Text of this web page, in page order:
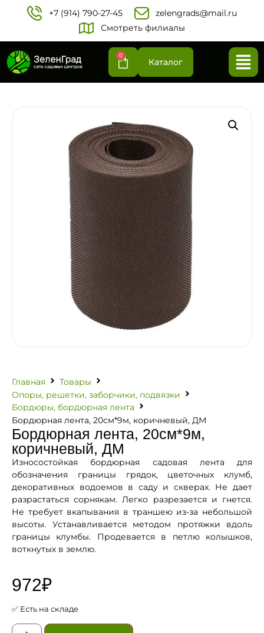
+7 (914) 790-27-45‬
zelengrads@mail.ru
Смотреть филиалы
0
Каталог
Главная
Товары
Опоры, решетки, заборчики, подвязки
Бордюры, бордюрная лента
Бордюрная лента, 20см*9м, коричневый, ДМ
Бордюрная лента, 20см*9м,
коричневый, ДМ
Износостойкая бордюрная садовая лента для
обозначения границы грядок, цветочных клумб,
декоративных водоемов в саду и скверах. Не дает
разрастаться сорнякам. Легко разрезается и гнется.
Не требует вкапывания в траншею из-за небольшой
высоты. Устанавливается методом протяжки вдоль
границы клумбы. Продевается в петлю колышков,
воткнутых в землю.
972₽
✅ Есть на складе